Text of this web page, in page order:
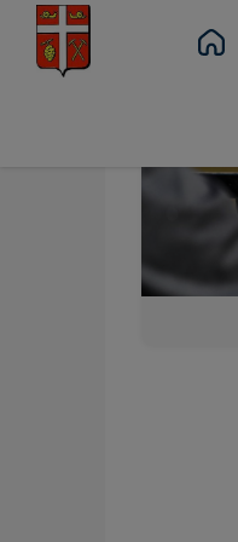
Contenu Menu